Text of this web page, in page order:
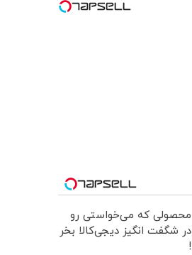
محصولی که می‌خواستی رو
در شگفت انگیز دیجی‌کالا بخر
!